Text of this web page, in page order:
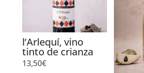
l’Arlequí, vino
tinto de crianza
13,50€